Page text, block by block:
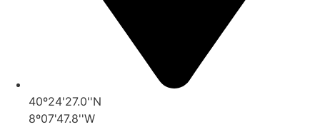
40º24'27.0''N
8º07'47.8''W